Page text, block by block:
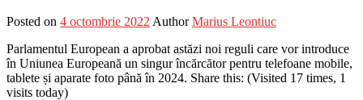
Posted on 4 octombrie 2022 Author Marius Leontiuc
Parlamentul European a aprobat astăzi noi reguli care vor introduce
în Uniunea Europeană un singur încărcător pentru telefoane mobile,
tablete și aparate foto până în 2024. Share this: (Visited 17 times, 1
visits today)